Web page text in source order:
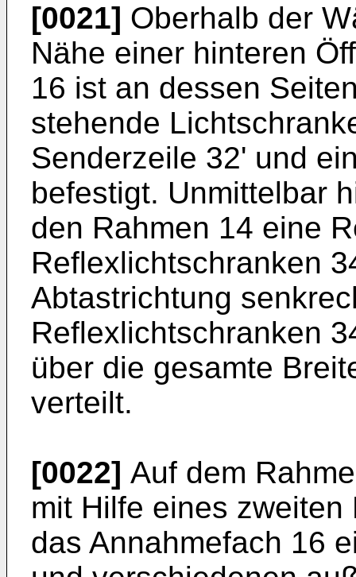
[0021] Oberhalb der
Nähe einer hinteren
16 ist an dessen
stehende
Senderzeile 32' und
befestigt. Unmittelbar
den Rahmen 14 eine
Reflexlichtschranken
Abtastrichtung
Reflexlichtschranken
über die gesamte
verteilt.
[0022] Auf dem
mit Hilfe eines
das Annahmefach 16